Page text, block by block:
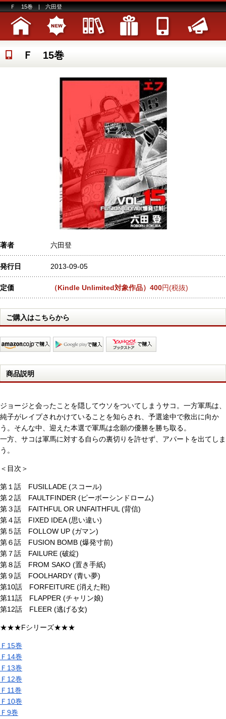
Ｆ 15巻 | 六田登
Ｆ 15巻
著者 六田登
発行日 2013-09-05
定価 （Kindle Unlimited対象作品）400円(税抜)
ご購入はこちらから
商品説明
ジョージと会ったことを隠してウソをついてしまうサコ。一方軍馬は、
純子がレイプされかけていることを知らされ、予選途中で救出に向か
う。そんな中、迎えた本選で軍馬は念願の優勝を勝ち取る。
一方、サコは軍馬に対する自らの裏切りを許せず、アパートを出てしま
う。
＜目次＞
第１話 FUSILLADE (スコール)
第２話 FAULTFINDER (ピーボーシンドローム)
第３話 FAITHFUL OR UNFAITHFUL (背信)
第４話 FIXED IDEA (思い違い)
第５話 FOLLOW UP (ガマン)
第６話 FUSION BOMB (爆発寸前)
第７話 FAILURE (破綻)
第８話 FROM SAKO (置き手紙)
第９話 FOOLHARDY (青い夢)
第10話 FORFEITURE (消えた鞄)
第11話 FLAPPER (チャリン娘)
第12話 FLEER (逃げる女)
★★★Fシリーズ★★★
Ｆ15巻
Ｆ14巻
Ｆ13巻
Ｆ12巻
Ｆ11巻
Ｆ10巻
Ｆ9巻